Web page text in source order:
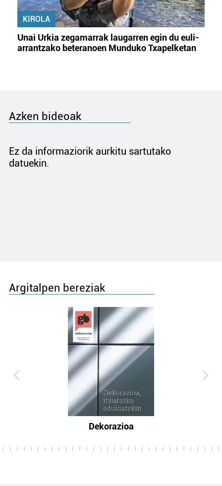
KIROLA
Unai Urkia zegamarrak laugarren egin du euli-
arrantzako beteranoen Munduko Txapelketan
Azken bideoak
Ez da informaziorik aurkitu sartutako
datuekin.
Argitalpen bereziak
Dekorazioa